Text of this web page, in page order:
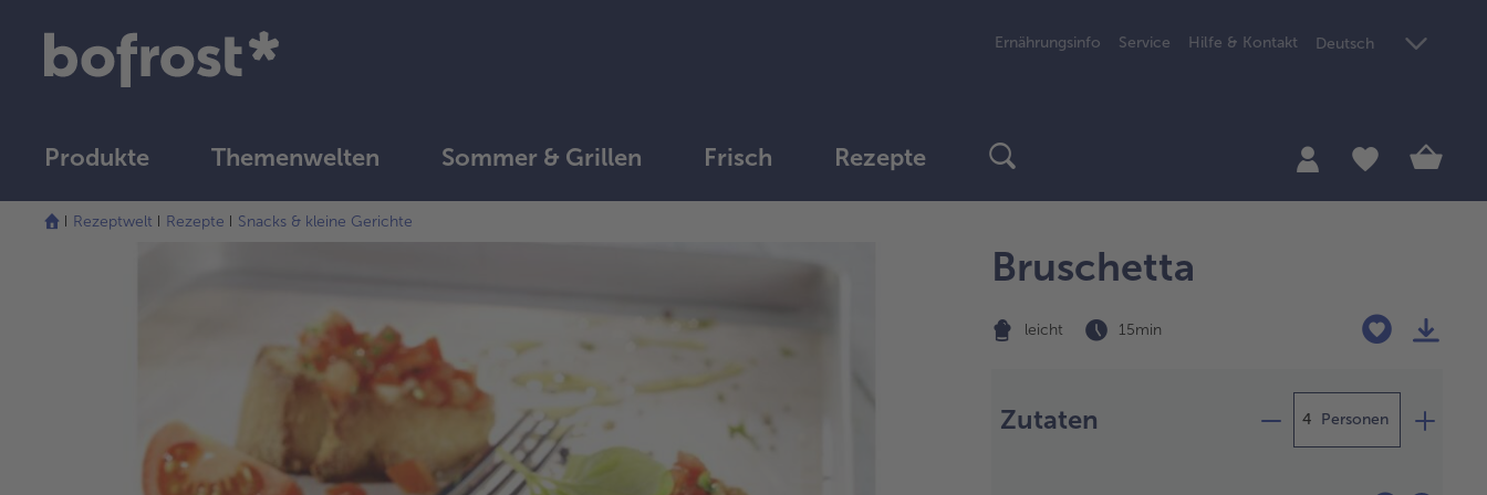
Ernährungsinfo Service Hilfe & Kontakt Deutsch
Produkte Themenwelten Sommer & Grillen Frisch Rezepte
Rezeptwelt Rezepte Snacks & kleine Gerichte
Bruschetta
leicht 15 min
Zutaten Personen